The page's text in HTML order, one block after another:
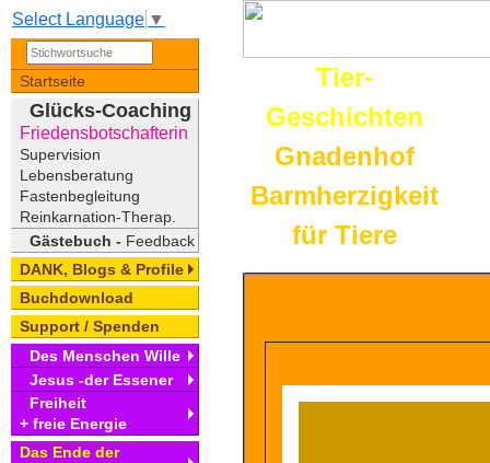
Select Language ▼
Startseite
Glücks-Coaching
Friedensbotschafterin
Supervision
Lebensberatung
Fastenbegleitung
Reinkarnation-Therap.
Gästebuch - Feedback
DANK, Blogs & Profile
Buchdownload
Support / Spenden
Des Menschen Wille
Jesus -der Essener
Freiheit
+ freie Energie
Das Ende der
Tier-
Geschichten
Gnadenhof
Barmherzigkeit
für Tiere